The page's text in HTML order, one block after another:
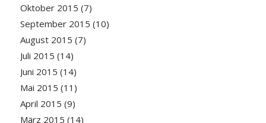
Oktober 2015 (7)
September 2015 (10)
August 2015 (7)
Juli 2015 (14)
Juni 2015 (14)
Mai 2015 (11)
April 2015 (9)
März 2015 (14)